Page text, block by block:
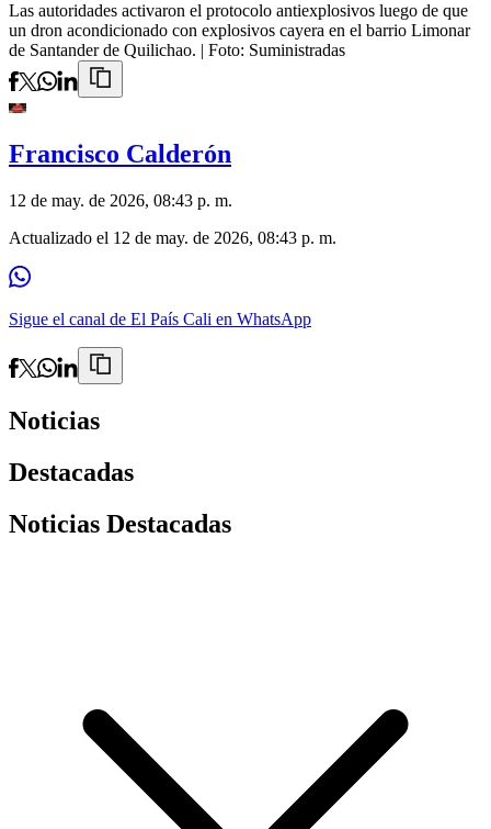
Las autoridades activaron el protocolo antiexplosivos luego de que
un dron acondicionado con explosivos cayera en el barrio Limonar
de Santander de Quilichao. | Foto: Suministradas
Francisco Calderón
12 de may. de 2026, 08:43 p. m.
Actualizado el 12 de may. de 2026, 08:43 p. m.
Sigue el canal de El País Cali en WhatsApp
Noticias
Destacadas
Noticias Destacadas